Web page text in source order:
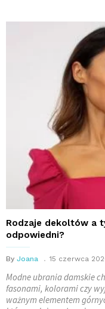
Rodzaje dekoltów a
odpowiedni?
By Joana 15 czerwca
Modne ubrania damskie
fasonami, kolorami czy
ważnym elementem